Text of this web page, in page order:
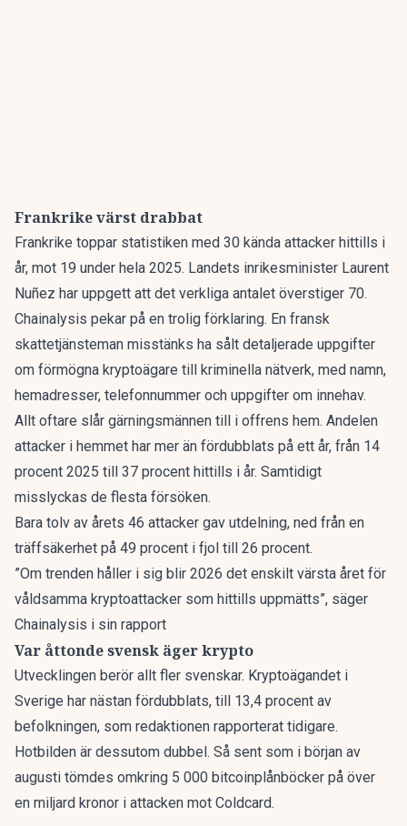
Frankrike värst drabbat
Frankrike toppar statistiken med 30 kända attacker hittills i
år, mot 19 under hela 2025. Landets inrikesminister Laurent
Nuñez har uppgett att det verkliga antalet överstiger 70.
Chainalysis pekar på en trolig förklaring. En fransk
skattetjänsteman misstänks ha sålt detaljerade uppgifter
om förmögna kryptoägare till kriminella nätverk, med namn,
hemadresser, telefonnummer och uppgifter om innehav.
Allt oftare slår gärningsmännen till i offrens hem. Andelen
attacker i hemmet har mer än fördubblats på ett år, från 14
procent 2025 till 37 procent hittills i år. Samtidigt
misslyckas de flesta försöken.
Bara tolv av årets 46 attacker gav utdelning, ned från en
träffsäkerhet på 49 procent i fjol till 26 procent.
”Om trenden håller i sig blir 2026 det enskilt värsta året för
våldsamma kryptoattacker som hittills uppmätts”, säger
Chainalysis i sin rapport
Var åttonde svensk äger krypto
Utvecklingen berör allt fler svenskar. Kryptoägandet i
Sverige har nästan fördubblats, till 13,4 procent av
befolkningen, som redaktionen rapporterat tidigare.
Hotbilden är dessutom dubbel. Så sent som i början av
augusti tömdes omkring 5 000 bitcoinplånböcker på över
en miljard kronor i attacken mot Coldcard.